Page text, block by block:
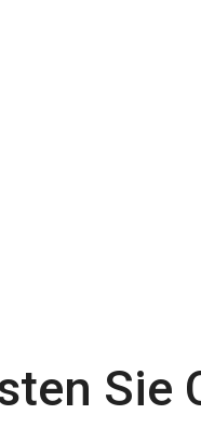
Sie